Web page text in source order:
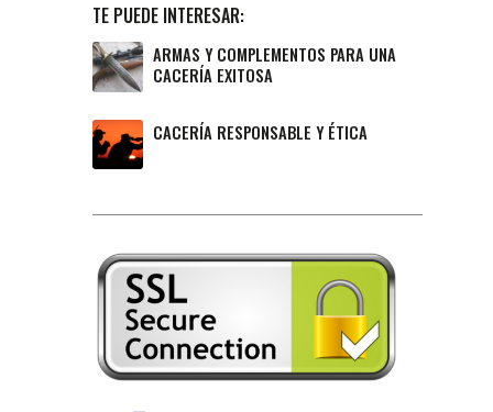
TE PUEDE INTERESAR:
ARMAS Y COMPLEMENTOS PARA UNA
CACERÍA EXITOSA
CACERÍA RESPONSABLE Y ÉTICA